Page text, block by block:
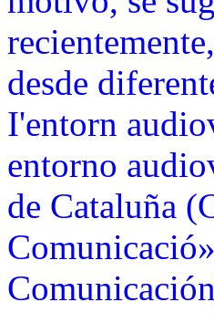
desde
I'entorn
entorno
de Cataluña